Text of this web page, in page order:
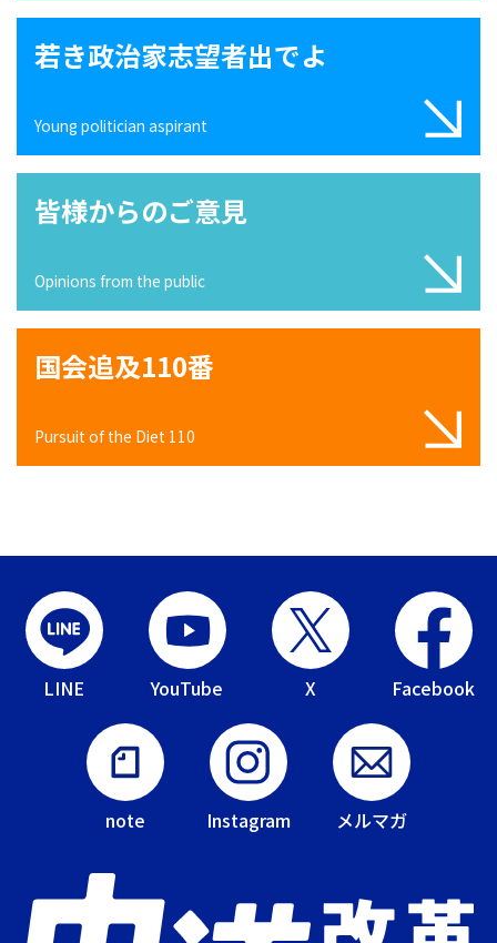
若き政治家志望者出でよ
Young politician aspirant
皆様からのご意見
Opinions from the public
国会追及110番
Pursuit of the Diet 110
LINE YouTube X Facebook
note Instagram メルマガ